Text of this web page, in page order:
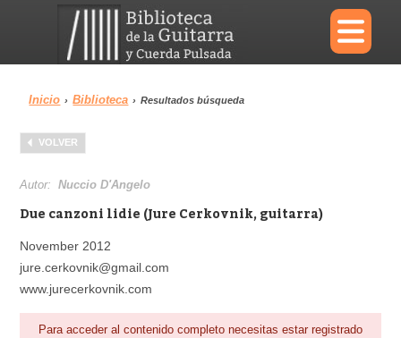
×
Menu
Biblioteca
Área personal
Inicio › Biblioteca › Resultados búsqueda
VOLVER
Autor:Nuccio D'Angelo
Due canzoni lidie (Jure Cerkovnik, guitarra)
November 2012
jure.cerkovnik@gmail.com
www.jurecerkovnik.com
Para acceder al contenido completo necesitas estar registrado